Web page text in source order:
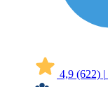
4,9 (622) |